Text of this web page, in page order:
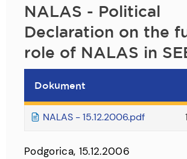
here
NALAS - Political
Declaration on the
role of NALAS in
Dokument
NALAS - 15.12.2006.pdf
Podgorica, 15.12.2006